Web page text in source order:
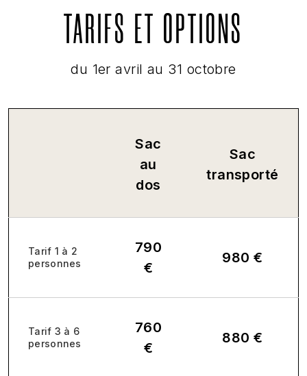
TARIFS ET OPTIONS
du 1er avril au 31 octobre
Sac
au
dos
Sac
transporté
Tarif 1 à 2
personnes
790
€
980 €
Tarif 3 à 6
personnes
760
€
880 €